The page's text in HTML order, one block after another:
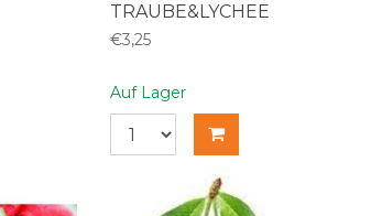
TRAUBE&LYCHEE
€3,25
Auf Lager